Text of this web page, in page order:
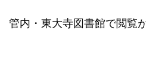
管内・東大寺図書館で閲覧